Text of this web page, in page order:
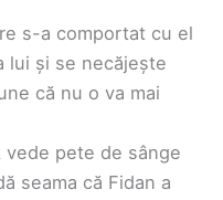
s-a comportat cu el
lui și se necăjește
că nu o va mai
vede pete de sânge
seama că Fidan a